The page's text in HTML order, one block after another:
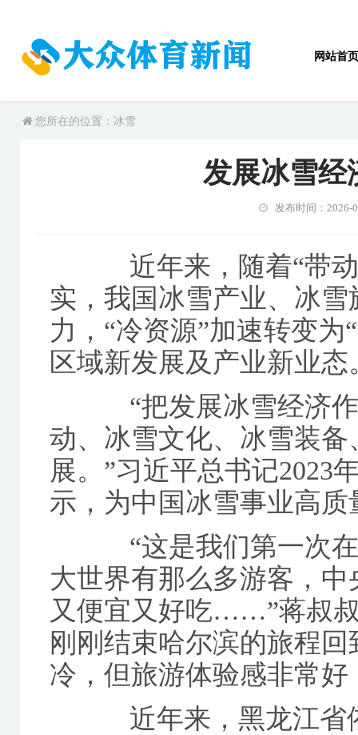
网站首页
您所在的位置：冰雪
发展冰雪经
发布时间：2026-
近年来，随着“带动
实，我国冰雪产业、冰
力，“冷资源”加速转变
区域新发展及产业新业态
“把发展冰雪经济作
动、冰雪文化、冰雪装
展。”习近平总书记2023
示，为中国冰雪事业高
“这是我们第一次在
大世界有那么多游客，
又便宜又好吃……”蒋叔
刚刚结束哈尔滨的旅程
冷，但旅游体验感非常
近年来，黑龙江省